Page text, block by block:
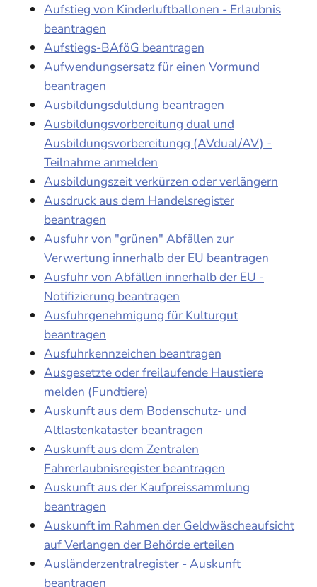
Aufstieg von Kinderluftballonen - Erlaubnis
beantragen
Aufstiegs-BAföG beantragen
Aufwendungsersatz für einen Vormund
beantragen
Ausbildungsduldung beantragen
Ausbildungsvorbereitung dual und
Ausbildungsvorbereitungg (AVdual/AV) -
Teilnahme anmelden
Ausbildungszeit verkürzen oder verlängern
Ausdruck aus dem Handelsregister
beantragen
Ausfuhr von "grünen" Abfällen zur
Verwertung innerhalb der EU beantragen
Ausfuhr von Abfällen innerhalb der EU -
Notifizierung beantragen
Ausfuhrgenehmigung für Kulturgut
beantragen
Ausfuhrkennzeichen beantragen
Ausgesetzte oder freilaufende Haustiere
melden (Fundtiere)
Auskunft aus dem Bodenschutz- und
Altlastenkataster beantragen
Auskunft aus dem Zentralen
Fahrerlaubnisregister beantragen
Auskunft aus der Kaufpreissammlung
beantragen
Auskunft im Rahmen der Geldwäscheaufsicht
auf Verlangen der Behörde erteilen
Ausländerzentralregister - Auskunft
beantragen